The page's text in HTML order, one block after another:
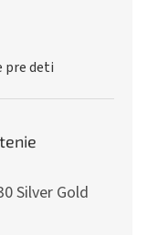
pre deti
Silver Gold
je 5 z 5 hviezdičiek.